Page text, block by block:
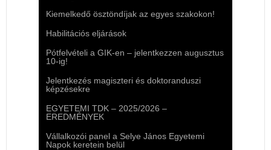
Kiemelkedő ösztöndíjak az egyes szakokon!
Habilitációs eljárások
Pótfelvételi a GIK-en – jelentkezzen augusztus
10-ig!
Jelentkezés magiszteri és doktoranduszi
képzésekre
EGYETEMI TDK – 2025/2026 –
EREDMÉNYEK
Vállalkozói panel a Selye János Egyetemi
Napok keretein belül